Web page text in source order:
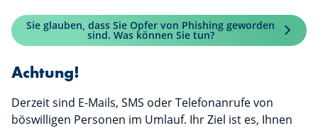
Sie glauben, dass Sie Opfer von Phishing geworden
sind. Was können Sie tun?
Achtung!
Derzeit sind E-Mails, SMS oder Telefonanrufe von
böswilligen Personen im Umlauf. Ihr Ziel ist es, Ihnen